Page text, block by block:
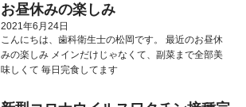
お昼休みの楽しみ
2021年6月24日
こんにちは、歯科衛生士の松岡です。 最近のお昼休
みの楽しみ メインだけじゃなくて、副菜まで全部美
味しくて 毎日完食してます